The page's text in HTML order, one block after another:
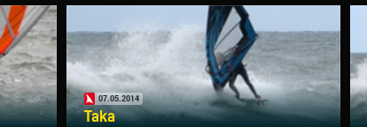
07.05.2014
Taka